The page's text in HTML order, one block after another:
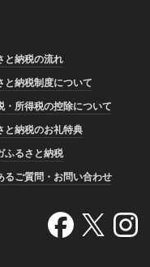
と納税の流れ
と納税制度について
・所得税の控除について
と納税のお礼特典
ふるさと納税
るご質問・お問い合わせ